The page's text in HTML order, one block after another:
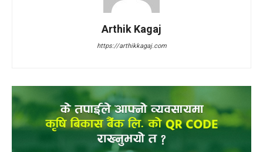
Arthik Kagaj
https://arthikkagaj.com